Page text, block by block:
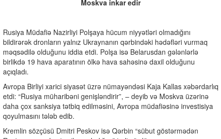
Moskva inkar edir
Rusiya Müdafiə Nazirliyi Polşaya hücum niyyətləri olmadığını
bildirərək dronların yalnız Ukraynanın qərbindəki hədəfləri vurmaq
məqsədilə olduğunu iddia etdi. Polşa isə Belarusdan gələnlərlə
birlikdə 19 hava aparatının ölkə hava sahəsinə daxil olduğunu
açıqladı.
Avropa Birliyi xarici siyasət üzrə nümayəndəsi Kaja Kallas xəbərdarlıq
etdi: “Rusiya müharibəni genişləndirir”, – deyib və Moskva üzərinə
daha çox sanksiya tətbiq edilməsini, Avropa müdafiəsinə investisiya
qoyulmasını tələb edib.
Kremlin sözçüsü Dmitri Peskov isə Qərbin “sübut göstərmədən